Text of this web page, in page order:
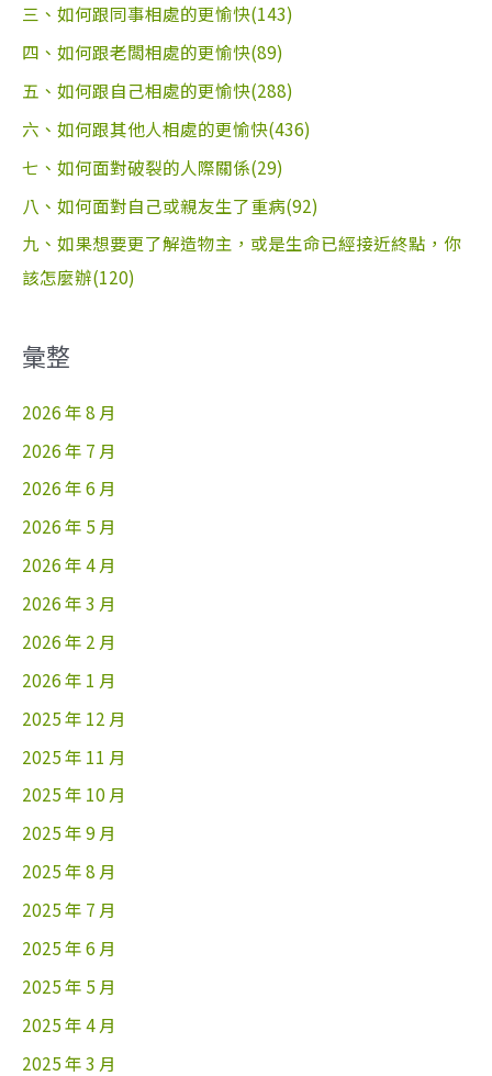
三、如何跟同事相處的更愉快(143)
四、如何跟老闆相處的更愉快(89)
五、如何跟自己相處的更愉快(288)
六、如何跟其他人相處的更愉快(436)
七、如何面對破裂的人際關係(29)
八、如何面對自己或親友生了重病(92)
九、如果想要更了解造物主，或是生命已經接近終點，你
該怎麼辦(120)
彙整
2026 年 8 月
2026 年 7 月
2026 年 6 月
2026 年 5 月
2026 年 4 月
2026 年 3 月
2026 年 2 月
2026 年 1 月
2025 年 12 月
2025 年 11 月
2025 年 10 月
2025 年 9 月
2025 年 8 月
2025 年 7 月
2025 年 6 月
2025 年 5 月
2025 年 4 月
2025 年 3 月